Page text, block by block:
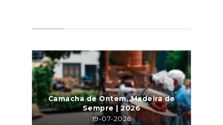
Camacha de Ontem, Madeira de
Sempre | 2026
19-07-2026